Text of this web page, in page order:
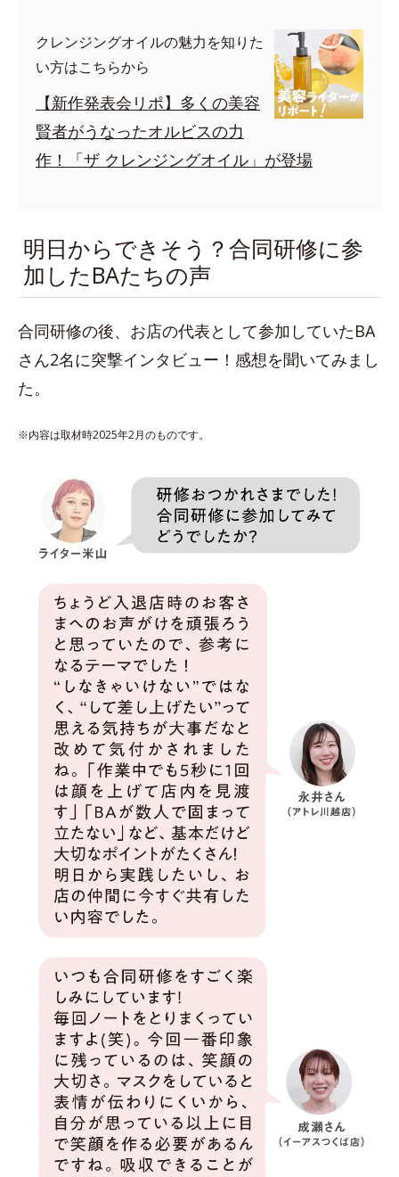
クレンジングオイルの魅力を知りた
い方はこちらから
【新作発表会リポ】多くの美容
賢者がうなったオルビスの力
作！「ザ クレンジングオイル」が登場
明日からできそう？合同研修に参
加したBAたちの声
合同研修の後、お店の代表として参加していたBA
さん2名に突撃インタビュー！感想を聞いてみまし
た。
※内容は取材時2025年2月のものです。